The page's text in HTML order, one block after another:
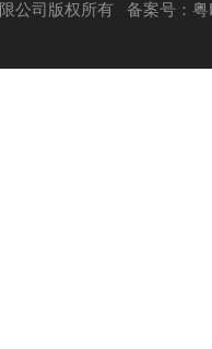
公司版权所有 备案号：